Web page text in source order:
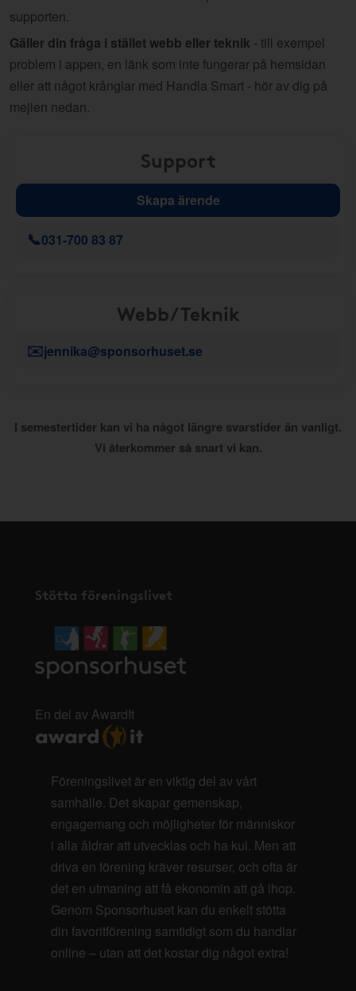
supporten.
Gäller din fråga i stället webb eller teknik - till exempel
problem i appen, en länk som inte fungerar på hemsidan
eller att något krånglar med Handla Smart - hör av dig på
mejlen nedan.
Support
Skapa ärende
📞031-700 83 87
Webb/Teknik
✉️jennika@sponsorhuset.se
I semestertider kan vi ha något längre svarstider än vanligt.
Vi återkommer så snart vi kan.
Stötta föreningslivet
En del av AwardIt
Föreningslivet är en viktig del av vårt
samhälle. Det skapar gemenskap,
engagemang och möjligheter för människor
i alla åldrar att utvecklas och ha kul. Men att
driva en förening kräver resurser, och ofta är
det en utmaning att få ekonomin att gå ihop.
Genom Sponsorhuset kan du enkelt stötta
din favoritförening samtidigt som du handlar
online – utan att det kostar dig något extra!